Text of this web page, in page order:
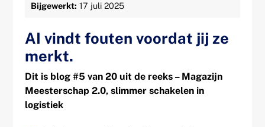
Bijgewerkt: 17 juli 2025
AI vindt fouten voordat jij ze
merkt.
Dit is blog #5 van 20 uit de reeks – Magazijn
Meesterschap 2.0, slimmer schakelen in
logistiek